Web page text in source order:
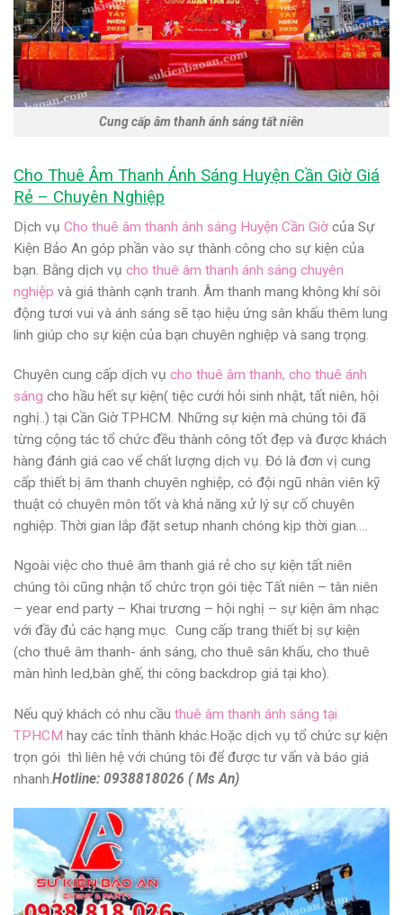
Cung cấp âm thanh ánh sáng tất niên
Cho Thuê Âm Thanh Ánh Sáng Huyện Cần Giờ Giá
Rẻ – Chuyên Nghiệp
Dịch vụ Cho thuê âm thanh ánh sáng Huyện Cần Giờ của Sự
Kiện Bảo An góp phần vào sự thành công cho sự kiện của
bạn. Bằng dịch vụ cho thuê âm thanh ánh sáng chuyên
nghiệp và giá thành cạnh tranh. Âm thanh mang không khí sôi
động tươi vui và ánh sáng sẽ tạo hiệu ứng sân khấu thêm lung
linh giúp cho sự kiện của bạn chuyên nghiệp và sang trọng.
Chuyên cung cấp dịch vụ cho thuê âm thanh, cho thuê ánh
sáng cho hầu hết sự kiện( tiệc cưới hỏi sinh nhật, tất niên, hội
nghị..) tại Cần Giờ TPHCM. Những sự kiện mà chúng tôi đã
từng cộng tác tổ chức đều thành công tốt đẹp và được khách
hàng đánh giá cao vể chất lượng dịch vụ. Đó là đơn vị cung
cấp thiết bị âm thanh chuyên nghiệp, có đội ngũ nhân viên kỹ
thuật có chuyên môn tốt và khả năng xử lý sự cố chuyên
nghiệp. Thời gian lắp đặt setup nhanh chóng kịp thời gian….
Ngoài việc cho thuê âm thanh giá rẻ cho sự kiện tất niên
chúng tôi cũng nhận tổ chức trọn gói tiệc Tất niên – tân niên
– year end party – Khai trương – hội nghị – sự kiện âm nhạc
với đầy đủ các hạng mục. Cung cấp trang thiết bị sự kiện
(cho thuê âm thanh- ánh sáng, cho thuê sân khấu, cho thuê
màn hình led,bàn ghế, thi công backdrop giá tại kho).
Nếu quý khách có nhu cầu thuê âm thanh ánh sáng tại
TPHCM hay các tỉnh thành khác.Hoặc dịch vụ tổ chức sự kiện
trọn gói thì liên hệ với chúng tôi để được tư vấn và báo giá
nhanh. Hotline: 0938818026 ( Ms An)